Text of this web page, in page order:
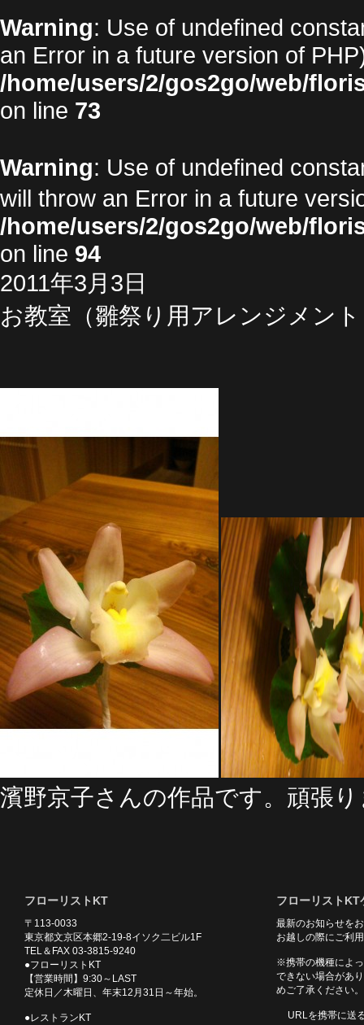
Warning: Use of undefined
an Error in a future version of
/home/users/2/gos2go/web/
on line 73
Warning: Use of undefined
will throw an Error in a future
/home/users/2/gos2go/web/
on line 94
2011年3月3日
お教室（雛祭り用アレンジメン
濱野京子さんの作品です。頑張
フローリストKT
〒113-0033
東京都文京区本郷2-19-8イソク二ビル1F
TEL＆FAX 03-3815-9240
●フローリストKT
【営業時間】9:30～LAST
定休日／木曜日、年末12月31日～年始。
●レストランKT
フローリストKT
最新のお知らせを
お越しの際にご利
※携帯の機種によ
できない場合があ
めご了承ください。
URLを携帯に送